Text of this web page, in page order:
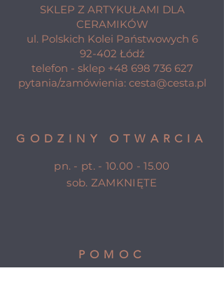
SKLEP Z ARTYKUŁAMI DLA
CERAMIKÓW
ul. Polskich Kolei Państwowych 6
92-402 Łódź
telefon - sklep +48 698 736 627
pytania/zamówienia: cesta@cesta.pl
GODZINY OTWARCIA
pn. - pt. - 10.00 - 15.00
sob. ZAMKNIĘTE
POMOC